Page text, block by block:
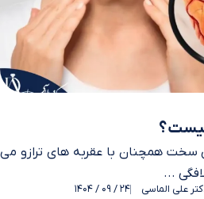
سخت همچنان با عقربه‌ های ترازو می‌
...
علی الماسی 24 / 09 / 1404